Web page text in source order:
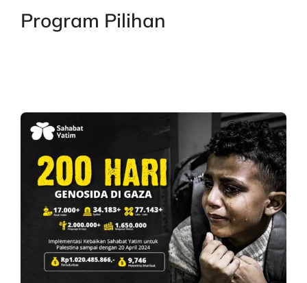
Program Pilihan